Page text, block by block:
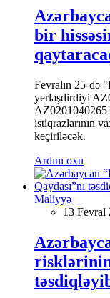
bir
Fevralın 25-də
yerləşdirdiyi
istiqrazlarının
keçiriləcək.
Ardını oxu
Maliyyə
13 Fevral
risklərinin